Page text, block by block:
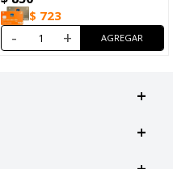
$ 723
- +